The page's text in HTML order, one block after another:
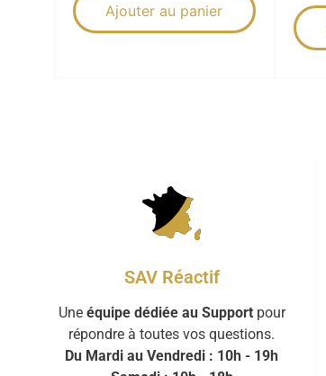
Ajouter au panier
SAV Réactif
Une équipe dédiée au Supportpour
répondre à toutes vos questions.
Du Mardi au Vendredi : 10h - 19h